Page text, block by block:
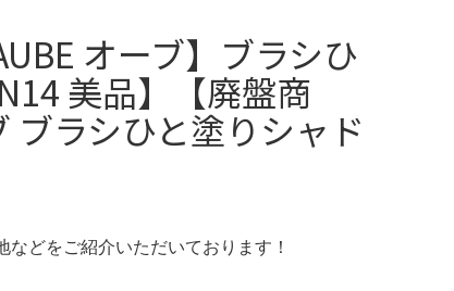
オーブ】ブラシひ
美品】【廃盤商
ブラシひと塗りシャド
どをご紹介いただいております！